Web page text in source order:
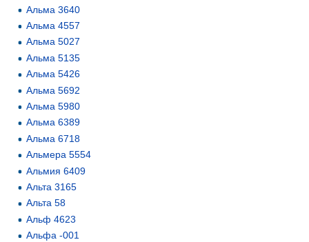
Альма 3640
Альма 4557
Альма 5027
Альма 5135
Альма 5426
Альма 5692
Альма 5980
Альма 6389
Альма 6718
Альмера 5554
Альмия 6409
Альта 3165
Альта 58
Альф 4623
Альфа -001